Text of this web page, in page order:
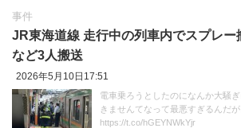
事件
JR東海道線 走行中の列車内でスプレー
など3人搬送
2026年5月10日17:51
電車乗ろうとしたのになんか大騒
きませんてなって最悪すぎるんだが
https://t.co/hGEYNWkYjr